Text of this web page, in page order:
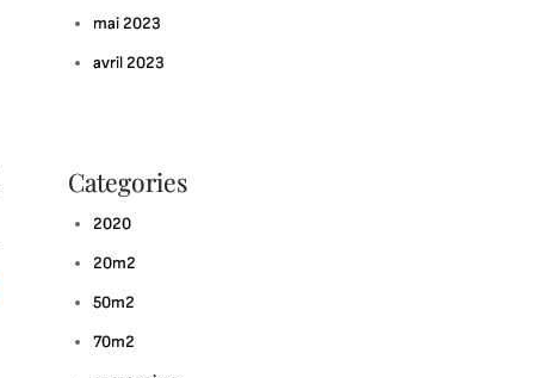
mai 2023
avril 2023
Categories
2020
20m2
50m2
70m2